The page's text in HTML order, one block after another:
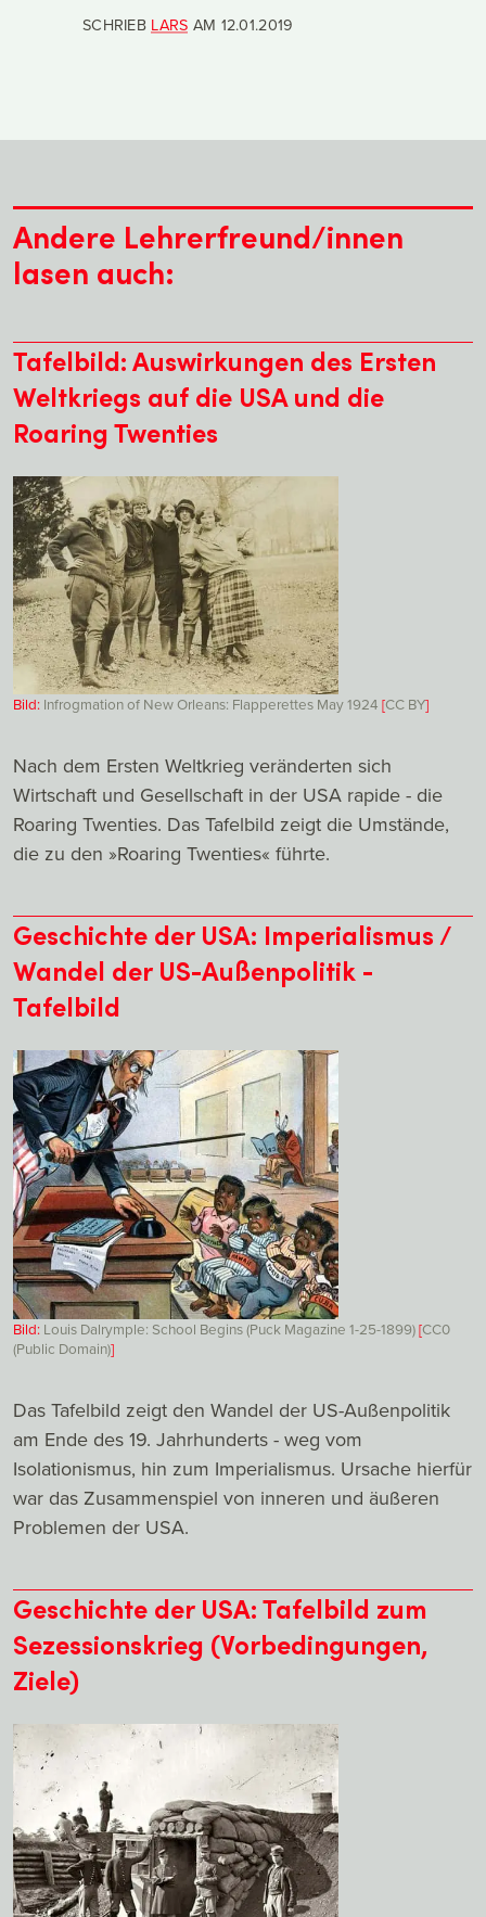
SCHRIEB LARS AM 12.01.2019
Andere Lehrerfreund/innen
lasen auch:
Tafelbild: Auswirkungen des Ersten
Weltkriegs auf die USA und die
Roaring Twenties
Bild: Infrogmation of New Orleans: Flapperettes May 1924 [CC BY]
Nach dem Ersten Weltkrieg veränderten sich
Wirtschaft und Gesellschaft in der USA rapide - die
Roaring Twenties. Das Tafelbild zeigt die Umstände,
die zu den »Roaring Twenties« führte.
Geschichte der USA: Imperialismus /
Wandel der US-Außenpolitik -
Tafelbild
Bild: Louis Dalrymple: School Begins (Puck Magazine 1-25-1899)[CC0
(Public Domain)]
Das Tafelbild zeigt den Wandel der US-Außenpolitik
am Ende des 19. Jahrhunderts - weg vom
Isolationismus, hin zum Imperialismus. Ursache hierfür
war das Zusammenspiel von inneren und äußeren
Problemen der USA.
Geschichte der USA: Tafelbild zum
Sezessionskrieg (Vorbedingungen,
Ziele)